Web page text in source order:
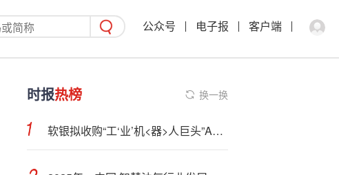
公众号 电子报 客户端
时报热榜 换一换
软银拟收购“工‘业’机<器>人巨头”ABB的机器人业务